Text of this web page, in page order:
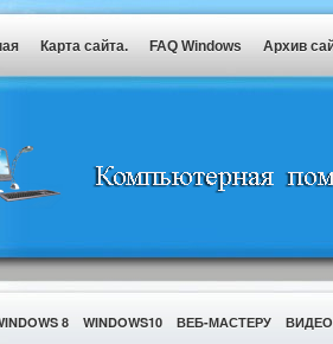
Карта сайта. FAQ Windows Архив
8 WINDOWS10 ВЕБ-МАСТЕРУ